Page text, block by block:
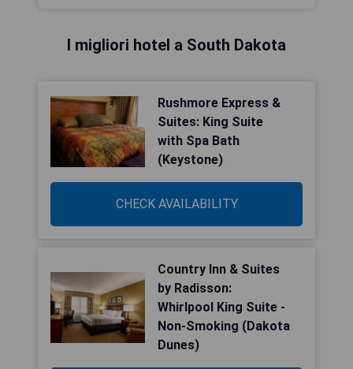
I migliori hotel a South Dakota
Rushmore Express &
Suites: King Suite
with Spa Bath
(Keystone)
CHECK AVAILABILITY
Country Inn & Suites
by Radisson:
Whirlpool King Suite -
Non-Smoking (Dakota
Dunes)